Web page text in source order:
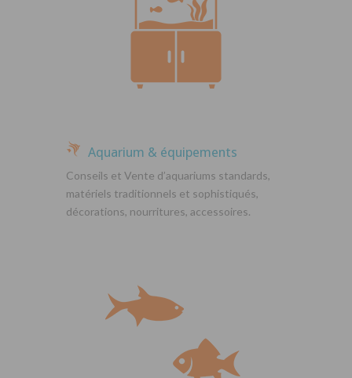
Aquarium & équipements
Conseils et Vente d’aquariums standards,
matériels traditionnels et sophistiqués,
décorations, nourritures, accessoires.